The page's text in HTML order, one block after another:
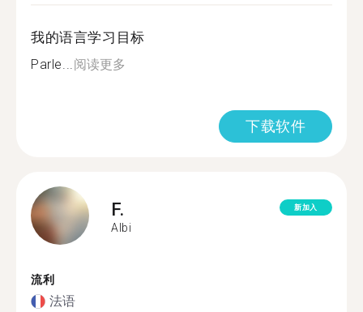
我的语言学习目标
Parle... 阅读更多
下载软件
F.
Albi
新加入
流利
法语